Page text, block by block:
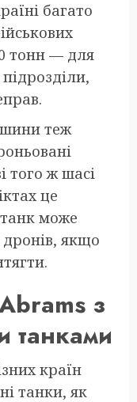
багато
тонн — для
теж
того ж шасі
це
може
якщо
з
танками
країн
танки, як